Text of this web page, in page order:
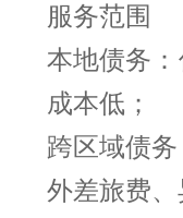
服务范围
本地债务
成本低；
跨区域债
外差旅费、